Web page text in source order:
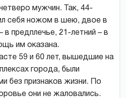
мужчин. Так, 44-
себя ножом в шею, двое в
в предплечье, 21-летний – в
им оказана.
59 и 60 лет, вышедшие на
города, были
без признаков жизни. По
они не жаловались.